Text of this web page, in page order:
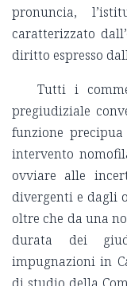
pronuncia,
caratterizzato
diritto espresso
Tutti i
pregiudiziale
funzione
intervento
ovviare alle
divergenti e dagli
oltre che da una
durata dei
impugnazioni in
di studio della